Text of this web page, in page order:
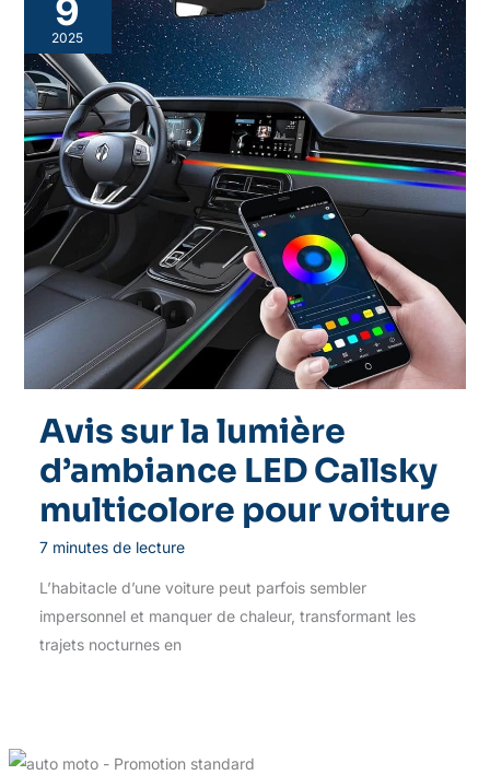
9
2025
Avis sur la lumière
d’ambiance LED Callsky
multicolore pour voiture
7 minutes de lecture
L’habitacle d’une voiture peut parfois sembler
impersonnel et manquer de chaleur, transformant les
trajets nocturnes en